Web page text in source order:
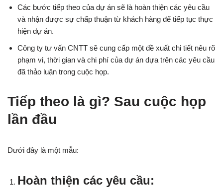
Các bước tiếp theo của dự án sẽ là hoàn thiện các yêu cầu
và nhận được sự chấp thuận từ khách hàng để tiếp tục thực
hiện dự án.
Công ty tư vấn CNTT sẽ cung cấp một đề xuất chi tiết nêu rõ
phạm vi, thời gian và chi phí của dự án dựa trên các yêu cầu
đã thảo luận trong cuộc họp.
Tiếp theo là gì? Sau cuộc họp
lần đầu
Dưới đây là một mẫu:
Hoàn thiện các yêu cầu: